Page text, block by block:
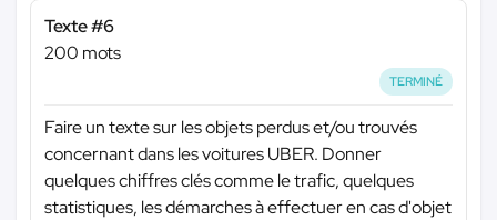
Texte #6
200 mots
TERMINÉ
Faire un texte sur les objets perdus et/ou trouvés
concernant dans les voitures UBER. Donner
quelques chiffres clés comme le trafic, quelques
statistiques, les démarches à effectuer en cas d'objet